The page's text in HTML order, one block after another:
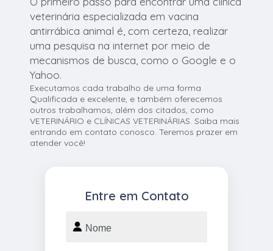
veterinária especializada em vacina
antirrábica animal é, com certeza, realizar
uma pesquisa na internet por meio de
mecanismos de busca, como o Google e o
Yahoo.
Executamos cada trabalho de uma forma
Qualificada e excelente, e também oferecemos
outros trabalhamos, além dos citados, como
VETERINÁRIO e CLÍNICAS VETERINÁRIAS. Saiba mais
entrando em contato conosco. Teremos prazer em
atender você!
Entre em Contato